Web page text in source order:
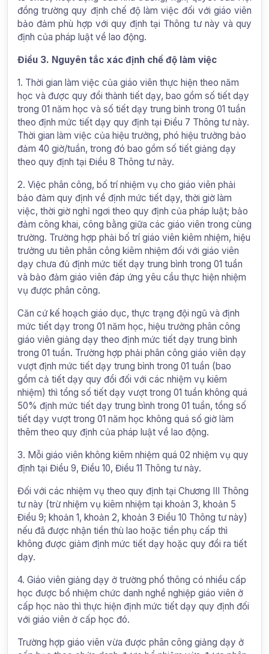
đồng trường quy định chế độ làm việc đối với giáo viên
bảo đảm phù hợp với quy định tại Thông tư này và quy
định của pháp luật về lao động.
Điều 3. Nguyên tắc xác định chế độ làm việc
1. Thời gian làm việc của giáo viên thực hiện theo năm
học và được quy đổi thành tiết dạy, bao gồm số tiết dạy
trong 01 năm học và số tiết dạy trung bình trong 01 tuần
theo định mức tiết dạy quy định tại Điều 7 Thông tư này.
Thời gian làm việc của hiệu trưởng, phó hiệu trưởng bảo
đảm 40 giờ/tuần, trong đó bao gồm số tiết giảng dạy
theo quy định tại Điều 8 Thông tư này.
2. Việc phân công, bố trí nhiệm vụ cho giáo viên phải
bảo đảm quy định về định mức tiết dạy, thời giờ làm
việc, thời giờ nghỉ ngơi theo quy định của pháp luật; bảo
đảm công khai, công bằng giữa các giáo viên trong cùng
trường. Trường hợp phải bố trí giáo viên kiêm nhiệm, hiệu
trưởng ưu tiên phân công kiêm nhiệm đối với giáo viên
dạy chưa đủ định mức tiết dạy trung bình trong 01 tuần
và bảo đảm giáo viên đáp ứng yêu cầu thực hiện nhiệm
vụ được phân công.
Căn cứ kế hoạch giáo dục, thực trạng đội ngũ và định
mức tiết dạy trong 01 năm học, hiệu trưởng phân công
giáo viên giảng dạy theo định mức tiết dạy trung bình
trong 01 tuần. Trường hợp phải phân công giáo viên dạy
vượt định mức tiết dạy trung bình trong 01 tuần (bao
gồm cả tiết dạy quy đổi đối với các nhiệm vụ kiêm
nhiệm) thì tổng số tiết dạy vượt trong 01 tuần không quá
50% định mức tiết dạy trung bình trong 01 tuần, tổng số
tiết dạy vượt trong 01 năm học không quá số giờ làm
thêm theo quy định của pháp luật về lao động.
3. Mỗi giáo viên không kiêm nhiệm quá 02 nhiệm vụ quy
định tại Điều 9, Điều 10, Điều 11 Thông tư này.
Đối với các nhiệm vụ theo quy định tại Chương III Thông
tư này (trừ nhiệm vụ kiêm nhiệm tại khoản 3, khoản 5
Điều 9; khoản 1, khoản 2, khoản 3 Điều 10 Thông tư này)
nếu đã được nhận tiền thù lao hoặc tiền phụ cấp thì
không được giảm định mức tiết dạy hoặc quy đổi ra tiết
dạy.
4. Giáo viên giảng dạy ở trường phổ thông có nhiều cấp
học được bổ nhiệm chức danh nghề nghiệp giáo viên ở
cấp học nào thì thực hiện định mức tiết dạy quy định đối
với giáo viên ở cấp học đó.
Trường hợp giáo viên vừa được phân công giảng dạy ở